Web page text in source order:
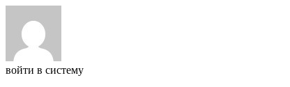
войти в систему